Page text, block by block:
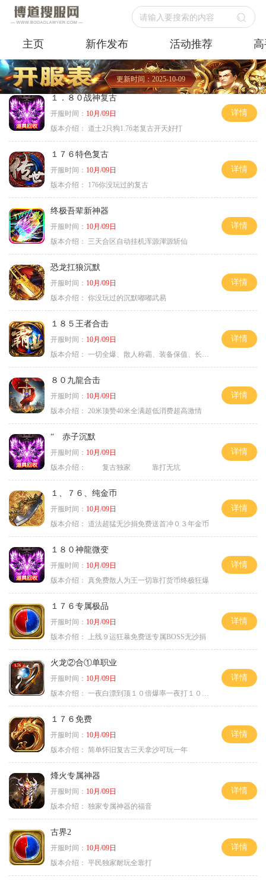
请输入要搜索的内容
主页 新作发布 活动推荐
更新时间：2025-10-09
１．８０战神复古
开服时间： 10月/09日
版本介绍： 道士2只狗1.76老复古开天好打
详情
１７６特色复古
开服时间： 10月/09日
版本介绍：
176你没玩过的复古
详情
终极吾辈新神器
开服时间： 10月/09日
版本介绍：
三天合区自动挂机浑源渾源斩仙
详情
恐龙扛狼沉默
开服时间： 10月/09日
版本介绍： 你没玩过的沉默嘟嘟武易
详情
１８５王者合击
开服时间： 10月/09日
版本介绍： 一切全爆、散人称霸、装备保值、长期耐玩
详情
８０九龍合击
开服时间： 10月/09日
版本介绍： 20米顶赞40米全满超低消费超高激情
详情
“ 赤子沉默
开服时间： 10月/09日
版本介绍：
复古独家 靠打无坑
详情
１、７６、纯金币
开服时间： 10月/09日
版本介绍： 道法超猛无沙捐免费送首冲０３年金币
详情
１８０神龍微变
开服时间： 10月/09日
版本介绍： 真免费散人为王一切靠打货币终极狂爆
详情
１７６专属极品
开服时间： 10月/09日
版本介绍：
上线９运狂暴免费送专属BOSS无沙捐
详情
火龙②合①单职业
开服时间： 10月/09日
版本介绍： 一夜白漂到顶１０倍爆率一夜打１０００充
详情
１７６免费
开服时间： 10月/09日
版本介绍： 简单怀旧复古三天拿沙可玩一年
详情
烽火专属神器
开服时间： 10月/09日
版本介绍： 独家专属神器的福音
详情
古界2
开服时间： 10月/09日
版本介绍： 平民独家耐玩全靠打
详情